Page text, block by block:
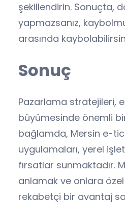
şekillendirin. Sonuçta,
yapmazsanız,
arasında
Sonuç
Pazarlama stratejileri,
büyümesinde önemli
bağlamda, Mersin e-
uygulamaları, yerel
fırsatlar sunmaktadır.
anlamak ve onlara
rekabetçi bir avantaj